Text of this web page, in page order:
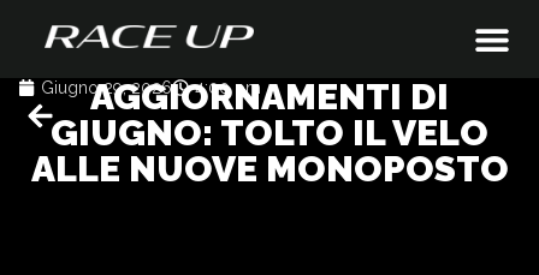
Giugno 29, 2026 4:00 pm
AGGIORNAMENTI DI
GIUGNO: TOLTO IL VELO
ALLE NUOVE MONOPOSTO